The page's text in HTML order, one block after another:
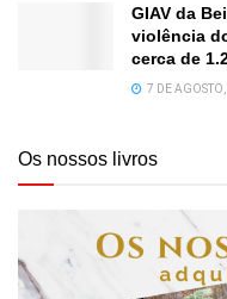
GIAV da
violência
cerca de
7 DE
Os nossos livros